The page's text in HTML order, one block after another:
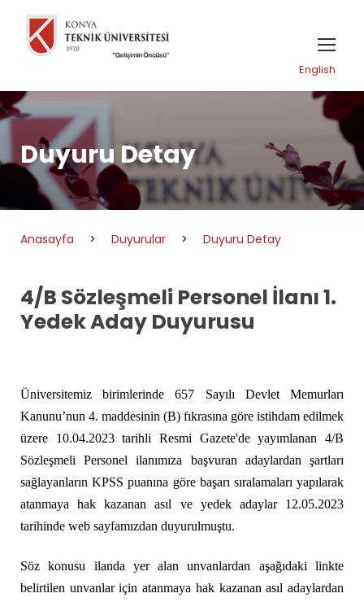
English
Duyuru Detay
Anasayfa > Duyurular > Duyuru Detay
4/B Sözleşmeli Personel İlanı 1.
Yedek Aday Duyurusu
Üniversitemiz birimlerinde 657 Sayılı Devlet Memurları
Kanunu’nun 4. maddesinin (B) fıkrasına göre istihdam edilmek
üzere 10.04.2023 tarihli Resmi Gazete'de yayımlanan 4/B
Sözleşmeli Personel ilanımıza başvuran adaylardan şartları
sağlayanların KPSS puanına göre başarı sıralamaları yapılarak
atanmaya hak kazanan asıl ve yedek adaylar 12.05.2023
tarihinde web sayfamızdan duyurulmuştu.
Söz konusu ilanda yer alan unvanlardan aşağıdaki linkte
belirtilen unvanlar için atanmaya hak kazanan asıl adaylardan